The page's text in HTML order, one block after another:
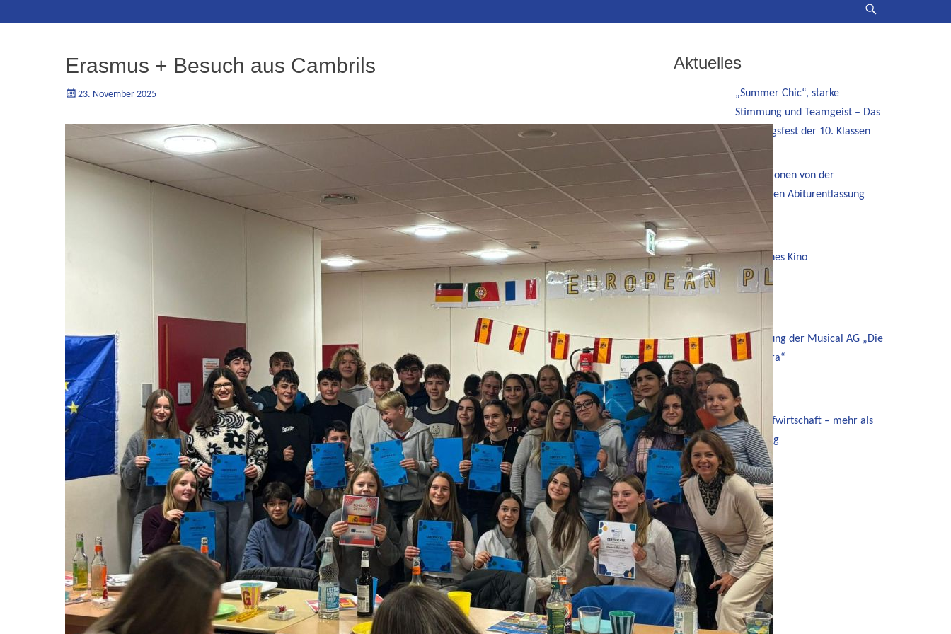
Erasmus + Besuch aus Cambrils
Geschrieben
23. November 2025
Aktuelles
„Summer Chic“, starke
Stimmung und Teamgeist – Das
Jahrgangsfest der 10. Klassen
Impressionen von der
feierlichen Abiturentlassung
Spanisches Kino
Aufführung der Musical AG „Die
Rote Zora“
Kreislaufwirtschaft – mehr als
Recycling
Termine
JULI2
02. Juli 12. August
Sommerferien
AUG.13
Ganztägig